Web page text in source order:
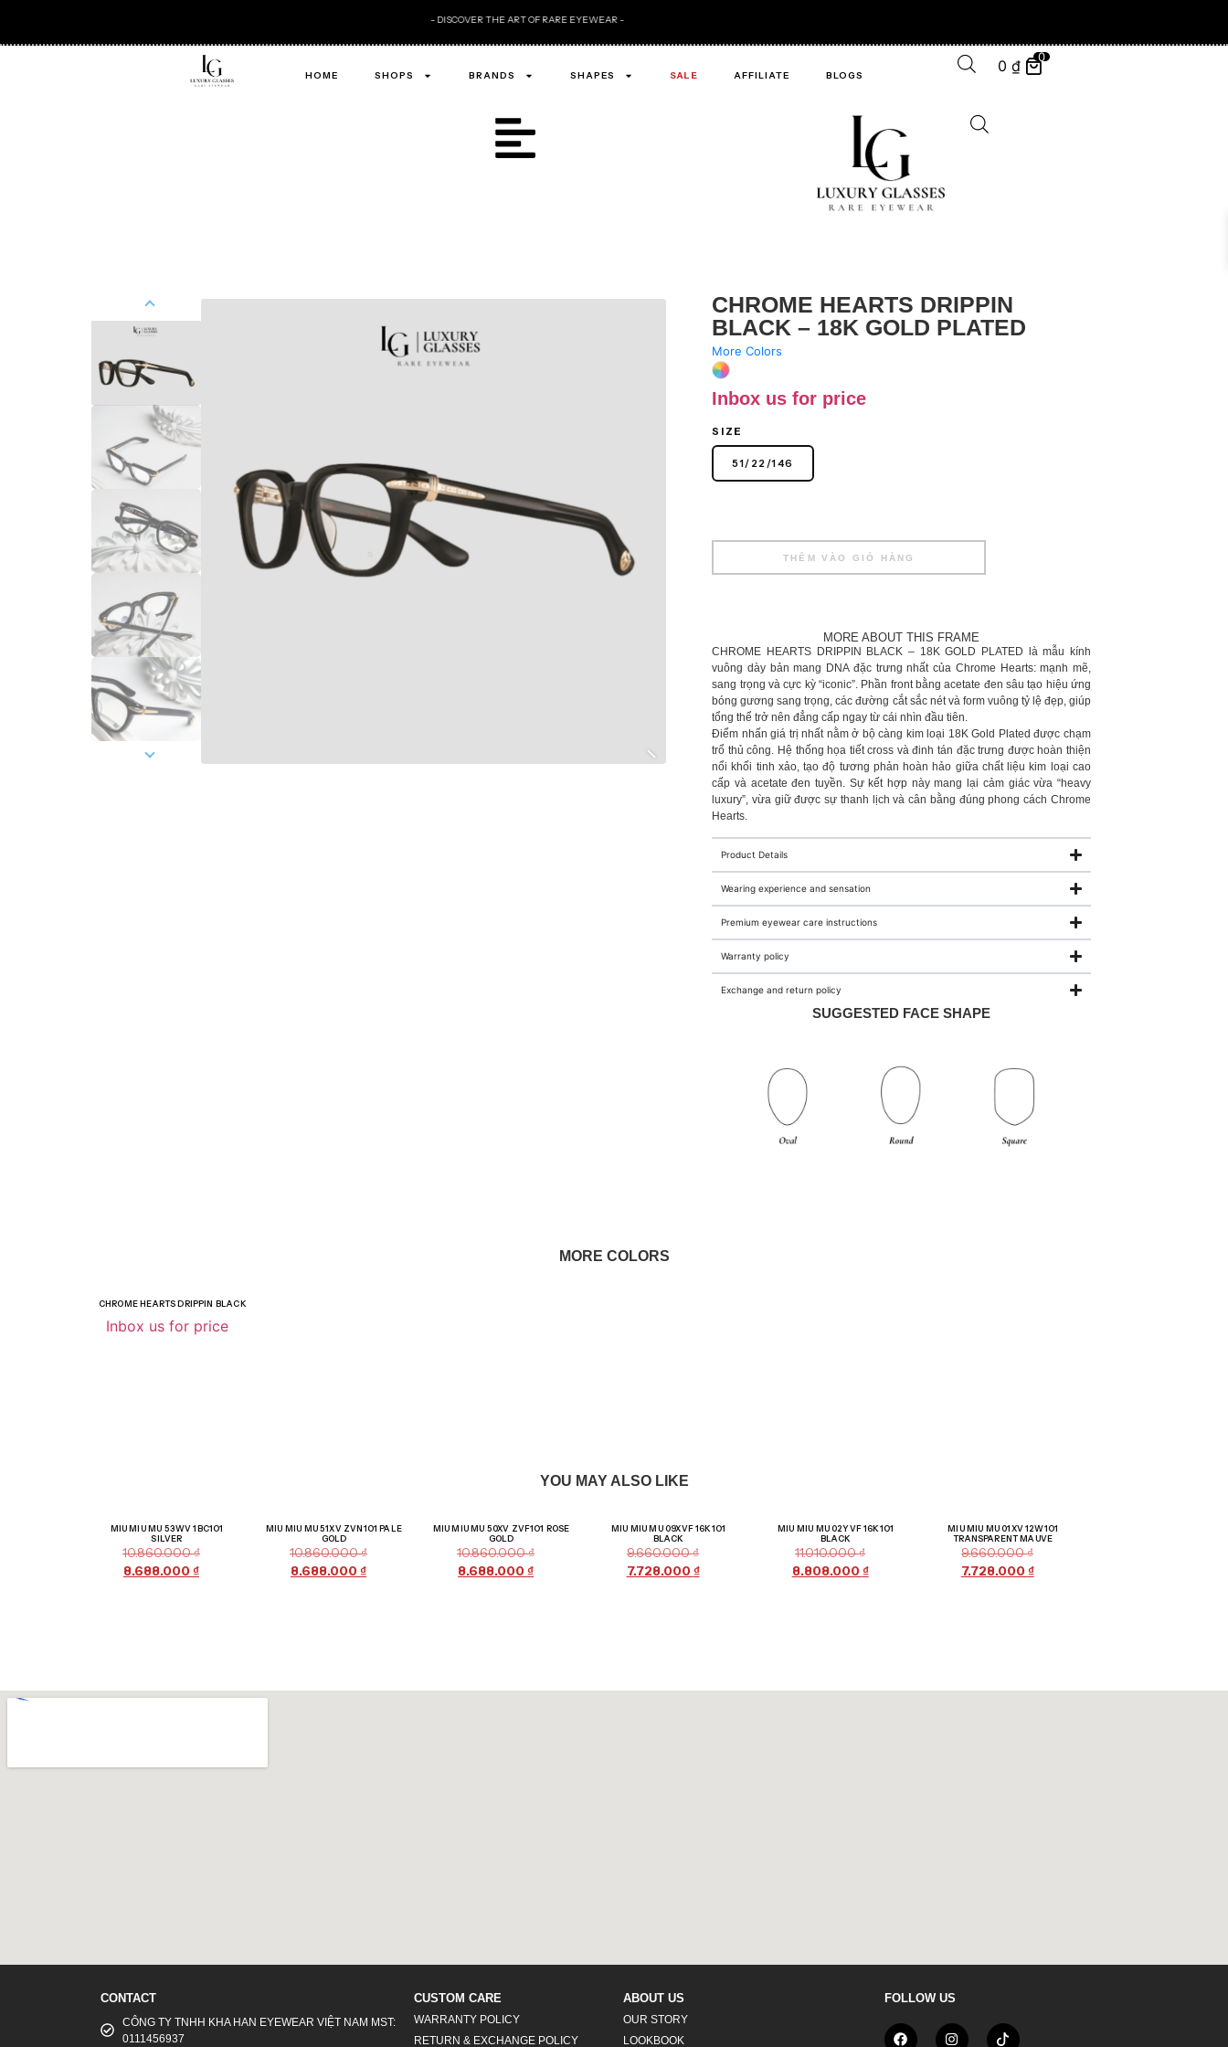
HOME SHOPS BRANDS SHAPES SALE AFFILIATE BLOGS
0₫ 0
CHROME HEARTS DRIPPIN
BLACK – 18K GOLD PLATED
More Colors
Inbox us for price
SIZE
51/ 22 /146
THÊM VÀO GIỎ HÀNG
MORE ABOUT THIS FRAME
CHROME HEARTS DRIPPIN BLACK – 18K GOLD PLATED là mẫu kính
vuông dày bản mang DNA đặc trưng nhất của Chrome Hearts: mạnh mẽ,
sang trọng và cực kỳ “iconic”. Phần front bằng acetate đen sâu tạo hiệu ứng
bóng gương sang trọng, các đường cắt sắc nét và form vuông tỷ lệ đẹp, giúp
tổng thể trở nên đẳng cấp ngay từ cái nhìn đầu tiên.
Điểm nhấn giá trị nhất nằm ở bộ càng kim loại 18K Gold Plated được chạm
trổ thủ công. Hệ thống họa tiết cross và đinh tán đặc trưng được hoàn thiện
nổi khối tinh xảo, tạo độ tương phản hoàn hảo giữa chất liệu kim loại cao
cấp và acetate đen tuyền. Sự kết hợp này mang lại cảm giác vừa “heavy
luxury”, vừa giữ được sự thanh lịch và cân bằng đúng phong cách Chrome
Hearts.
Product Details
Wearing experience and sensation
Premium eyewear care instructions
Warranty policy
Exchange and return policy
SUGGESTED FACE SHAPE
MORE COLORS
CHROME HEARTS DRIPPIN BLACK
Inbox us for price
YOU MAY ALSO LIKE
MIU MIU MU 53WV 1BC1O1
SILVER
10.860.000₫
8.688.000₫
MIU MIU MU 51XV ZVN1O1 PALE
GOLD
10.860.000₫
8.688.000₫
MIU MIU MU 50XV ZVF1O1 ROSE
GOLD
10.860.000₫
8.688.000₫
MIU MIU MU 09XVF 16K1O1
BLACK
9.660.000₫
7.728.000 ₫
MIU MIU MU 02YVF 16K1O1
BLACK
11.010.000₫
8.808.000 ₫
MIU MIU MU 01XV 12W1O1
TRANSPARENT MAUVE
9.660.000₫
7.728.000 ₫
CONTACT
CÔNG TY TNHH KHA HAN EYEWEAR VIỆT NAM MST:
0111456937
CUSTOM CARE
WARRANTY POLICY
RETURN & EXCHANGE POLICY
ABOUT US
OUR STORY
LOOKBOOK
FOLLOW US